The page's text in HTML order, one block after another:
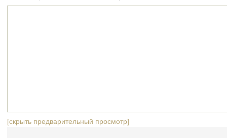
[скрыть предварительный просмотр]